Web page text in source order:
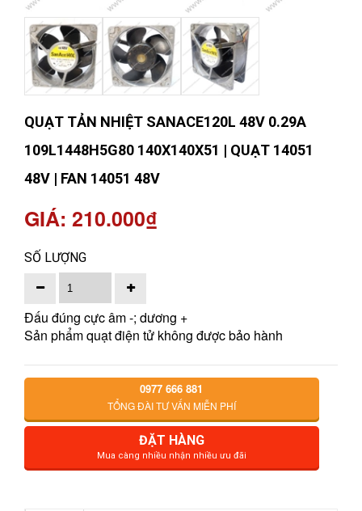
QUẠT TẢN NHIỆT SANACE120L 48V 0.29A
109L1448H5G80 140X140X51 | QUẠT 14051
48V | FAN 14051 48V
GIÁ: 210.000₫
SỐ LƯỢNG
Đấu đúng cực âm -; dương +
Sản phẩm quạt điện tử không được bảo hành
0977 666 881
TỔNG ĐÀI TƯ VẤN MIỄN PHÍ
ĐẶT HÀNG
Mua càng nhiều nhận nhiều ưu đãi